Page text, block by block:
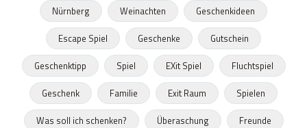
Nürnberg
Weinachten
Geschenkideen
Escape Spiel
Geschenke
Gutschein
Geschenktipp
Spiel EXit Spiel
Fluchtspiel
Geschenk
Familie Exit Raum
Spielen
Was soll ich schenken?
Überaschung
Freunde